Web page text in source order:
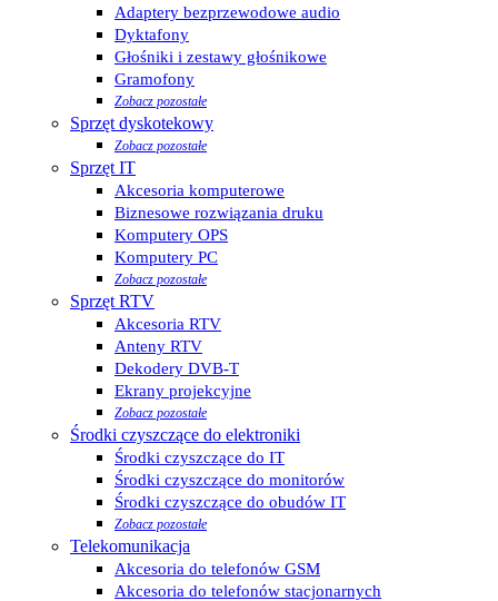
Adaptery bezprzewodowe audio
Dyktafony
Głośniki i zestawy głośnikowe
Gramofony
Zobacz pozostałe
Sprzęt dyskotekowy
Zobacz pozostałe
Sprzęt IT
Akcesoria komputerowe
Biznesowe rozwiązania druku
Komputery OPS
Komputery PC
Zobacz pozostałe
Sprzęt RTV
Akcesoria RTV
Anteny RTV
Dekodery DVB-T
Ekrany projekcyjne
Zobacz pozostałe
Środki czyszczące do elektroniki
Środki czyszczące do IT
Środki czyszczące do monitorów
Środki czyszczące do obudów IT
Zobacz pozostałe
Telekomunikacja
Akcesoria do telefonów GSM
Akcesoria do telefonów stacjonarnych